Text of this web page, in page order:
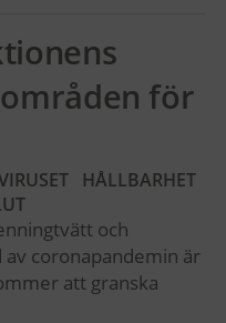
för
HÅLLBARHET
och
coronapandemin är
att granska